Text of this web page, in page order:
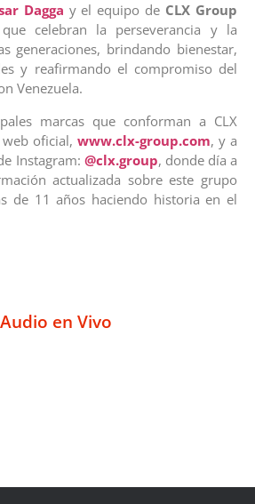
Dagga y el equipo de CLX Group
celebran la perseverancia y la
generaciones, brindando bienestar,
y reafirmando el compromiso del
Venezuela.
marcas que conforman a CLX
oficial, www.clx-group.com, y a
Instagram: @clx.group, donde día a
actualizada sobre este grupo
de 11 años haciendo historia en el
Audio en Vivo